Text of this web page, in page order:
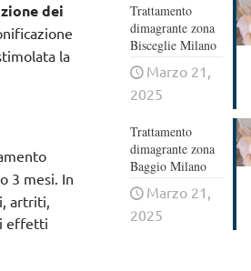
dei
la
3 mesi. In
artriti,
effetti
Trattamento
dimagrante zona
Bisceglie Milano
Marzo 21,
2025
Trattamento
dimagrante zona
Baggio Milano
Marzo 21,
2025